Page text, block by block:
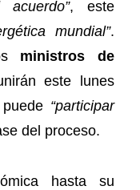
, este
mundial”.
ministros de
este lunes
“participar
del proceso.
hasta su